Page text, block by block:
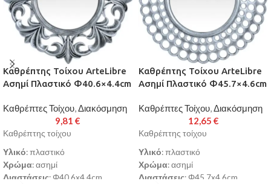
Καθρέπτης Τοίχου ArteLibre
Ασημί Πλαστικό Φ40.6×4.4cm
Καθρέπτες Τοίχου,Διακόσμηση
9,81 €
Καθρέπτης τοίχου
Υλικό: πλαστικό
Χρώμα: ασημί
Διαστάσεις: Φ40.6x4.4cm
Καθρέπτης Τοίχου ArteLibre
Ασημί Πλαστικό Φ45.7×4.6cm
Καθρέπτες Τοίχου,Διακόσμηση
12,65 €
Καθρέπτης τοίχου
Υλικό: πλαστικό
Χρώμα: ασημί
Διαστάσεις: Φ45.7x4.6cm